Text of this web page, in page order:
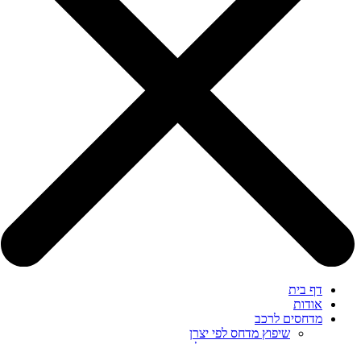
דף בית
אודות
מדחסים לרכב
שיפוץ מדחס לפי יצרן